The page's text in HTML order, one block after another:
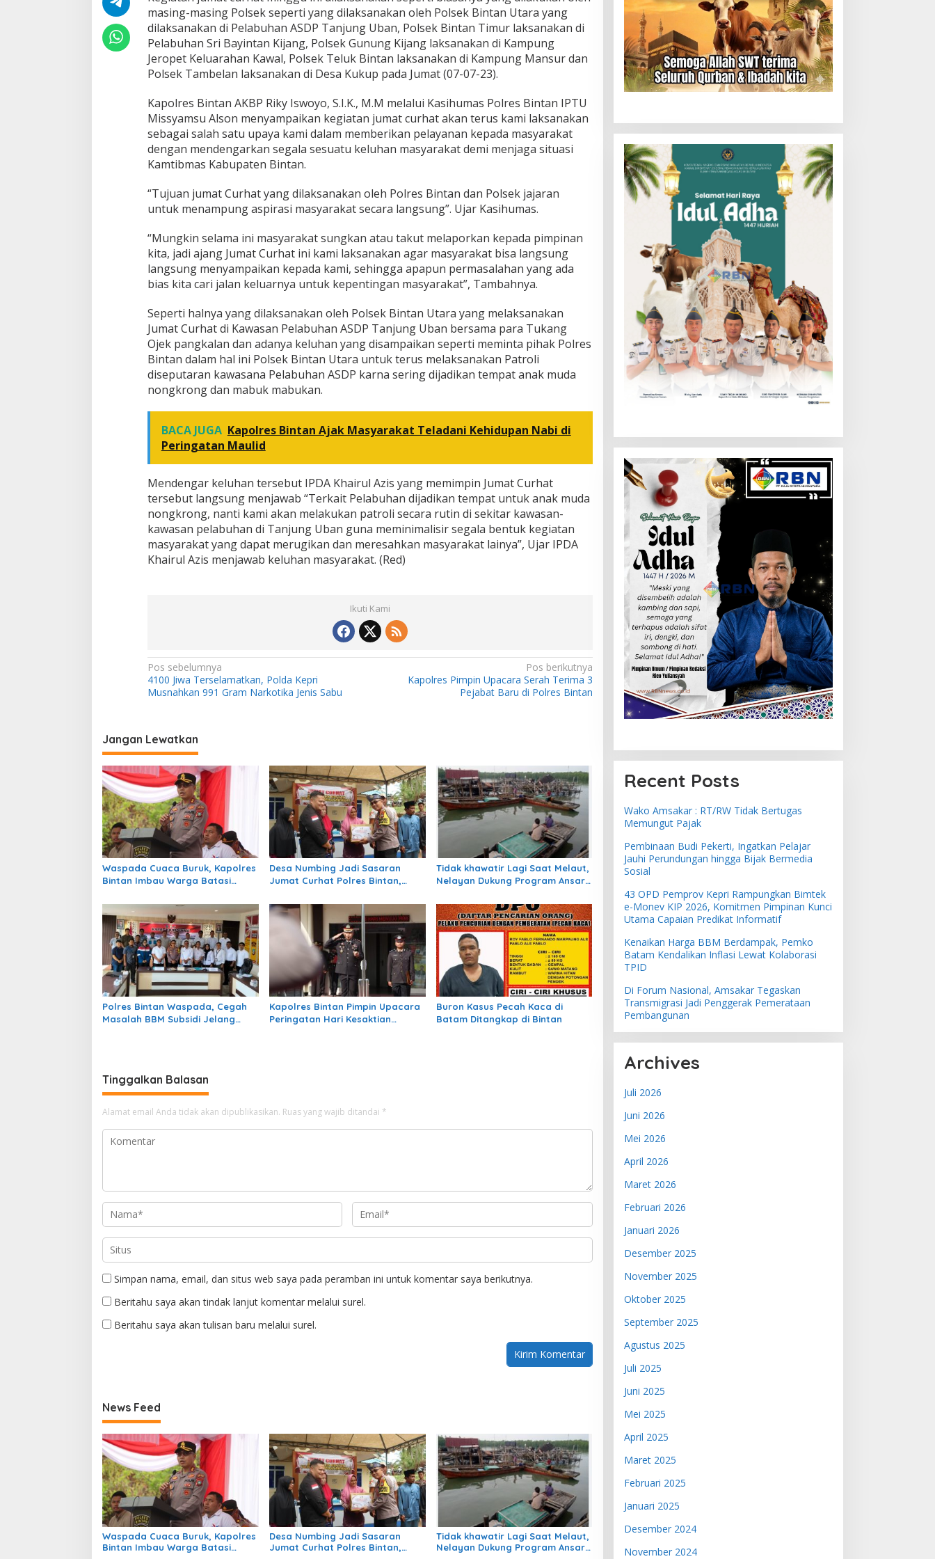
m
u
d
a
D
i
e
l
b
u
h
n
A
S
P
masing-masing Polsek seperti yang dilaksanakan oleh Polsek Bintan Utara yang
dilaksanakan di Pelabuhan ASDP Tanjung Uban, Polsek Bintan Timur laksanakan di
Pelabuhan Sri Bayintan Kijang, Polsek Gunung Kijang laksanakan di Kampung
Jeropet Keluarahan Kawal, Polsek Teluk Bintan laksanakan di Kampung Mansur dan
Polsek Tambelan laksanakan di Desa Kukup pada Jumat (07-07-23).
Kapolres Bintan AKBP Riky Iswoyo, S.I.K., M.M melalui Kasihumas Polres Bintan IPTU
Missyamsu Alson menyampaikan kegiatan jumat curhat akan terus kami laksanakan
sebagai salah satu upaya kami dalam memberikan pelayanan kepada masyarakat
dengan mendengarkan segala sesuatu keluhan masyarakat demi menjaga situasi
Kamtibmas Kabupaten Bintan.
“Tujuan jumat Curhat yang dilaksanakan oleh Polres Bintan dan Polsek jajaran
untuk menampung aspirasi masyarakat secara langsung”. Ujar Kasihumas.
“Mungkin selama ini masyarakat sungkan atau takut melaporkan kepada pimpinan
kita, jadi ajang Jumat Curhat ini kami laksanakan agar masyarakat bisa langsung
langsung menyampaikan kepada kami, sehingga apapun permasalahan yang ada
bias kita cari jalan keluarnya untuk kepentingan masyarakat”, Tambahnya.
Seperti halnya yang dilaksanakan oleh Polsek Bintan Utara yang melaksanakan
Jumat Curhat di Kawasan Pelabuhan ASDP Tanjung Uban bersama para Tukang
Ojek pangkalan dan adanya keluhan yang disampaikan seperti meminta pihak Polres
Bintan dalam hal ini Polsek Bintan Utara untuk terus melaksanakan Patroli
diseputaran kawasana Pelabuhan ASDP karna sering dijadikan tempat anak muda
nongkrong dan mabuk mabukan.
BACA JUGA Kapolres Bintan Ajak Masyarakat Teladani Kehidupan Nabi di
Peringatan Maulid
Mendengar keluhan tersebut IPDA Khairul Azis yang memimpin Jumat Curhat
tersebut langsung menjawab “Terkait Pelabuhan dijadikan tempat untuk anak muda
nongkrong, nanti kami akan melakukan patroli secara rutin di sekitar kawasan-
kawasan pelabuhan di Tanjung Uban guna meminimalisir segala bentuk kegiatan
masyarakat yang dapat merugikan dan meresahkan masyarakat lainya”, Ujar IPDA
Khairul Azis menjawab keluhan masyarakat. (Red)
Ikuti Kami
N
a
i
g
a
s
i
p
o
s
Pos sebelumnya
4100 Jiwa Terselamatkan, Polda Kepri
Musnahkan 991 Gram Narkotika Jenis Sabu
Pos berikutnya
Kapolres Pimpin Upacara Serah Terima 3
Pejabat Baru di Polres Bintan
Jangan Lewatkan
Waspada Cuaca Buruk, Kapolres
Bintan Imbau Warga Batasi
Desa Numbing Jadi Sasaran
Jumat Curhat Polres Bintan,
Bagikan Sembako
Tidak khawatir Lagi Saat Melaut,
Nelayan Dukung Program Ansar
Ketenagakerjaan
Polres Bintan Waspada, Cegah
Masalah BBM Subsidi Jelang
Kapolres Bintan Pimpin Upacara
Peringatan Hari Kesaktian
Buron Kasus Pecah Kaca di
Batam Ditangkap di Bintan
Tinggalkan Balasan
Alamat email Anda tidak akan dipublikasikan. Ruas yang wajib ditandai *
Simpan nama, email, dan situs web saya pada peramban ini untuk komentar saya berikutnya.
Beritahu saya akan tindak lanjut komentar melalui surel.
Beritahu saya akan tulisan baru melalui surel.
News Feed
Waspada Cuaca Buruk, Kapolres
Bintan Imbau Warga Batasi
Desa Numbing Jadi Sasaran
Jumat Curhat Polres Bintan,
Tidak khawatir Lagi Saat Melaut,
Nelayan Dukung Program Ansar
Recent Posts
Wako Amsakar : RT/RW Tidak Bertugas
Memungut Pajak
Pembinaan Budi Pekerti, Ingatkan Pelajar
Jauhi Perundungan hingga Bijak Bermedia
Sosial
43 OPD Pemprov Kepri Rampungkan Bimtek
e-Monev KIP 2026, Komitmen Pimpinan Kunci
Utama Capaian Predikat Informatif
Kenaikan Harga BBM Berdampak, Pemko
Batam Kendalikan Inflasi Lewat Kolaborasi
TPID
Di Forum Nasional, Amsakar Tegaskan
Transmigrasi Jadi Penggerak Pemerataan
Pembangunan
Archives
Juli 2026
Juni 2026
Mei 2026
April 2026
Maret 2026
Februari 2026
Januari 2026
Desember 2025
November 2025
Oktober 2025
September 2025
Agustus 2025
Juli 2025
Juni 2025
Mei 2025
April 2025
Maret 2025
Februari 2025
Januari 2025
Desember 2024
November 2024